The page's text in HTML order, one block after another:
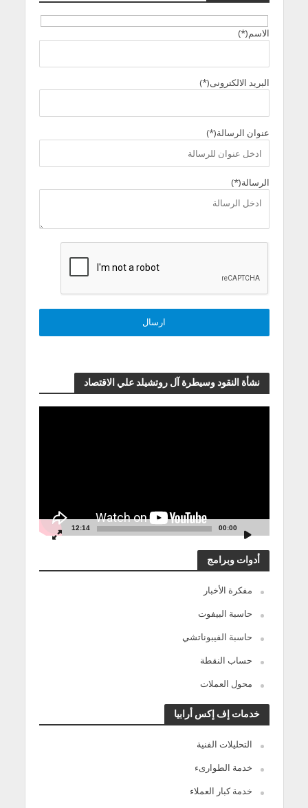
الاسم(*)
البريد الالكترونى(*)
عنوان الرسالة(*)
الرسالة(*)
نشأة النقود وسيطرة آل روتشيلد علي الاقتصاد
00:00
12:14
أدوات وبرامج
مفكرة الأخبار
حاسبة البيفوت
حاسبة الفيبوناتشي
حساب النقطة
محول العملات
خدمات إف إكس أرابيا
التحليلات الفنية
خدمة الطوارىء
خدمة كبار العملاء